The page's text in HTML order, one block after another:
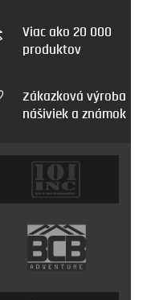
Viac ako 20 000
produktov
Zákazková výroba
nášiviek a známok